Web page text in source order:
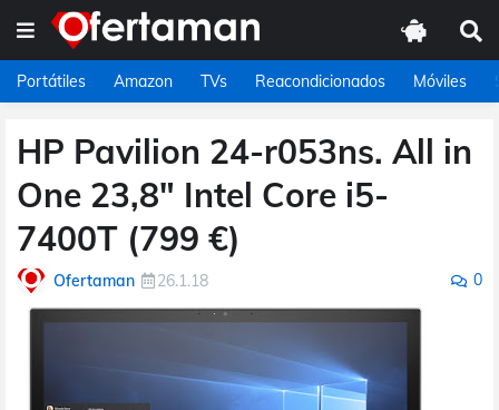
Portátiles Amazon TVs Reacondicionados Móviles
HP Pavilion 24-r053ns. All in
One 23,8" Intel Core i5-
7400T (799 €)
Ofertaman 26.1.18 0